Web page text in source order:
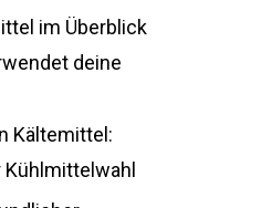
im Überblick
deine
Kältemittel: